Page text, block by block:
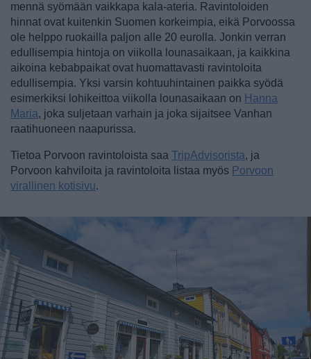
mennä syömään vaikkapa kala-ateria. Ravintoloiden
hinnat ovat kuitenkin Suomen korkeimpia, eikä Porvoossa
ole helppo ruokailla paljon alle 20 eurolla. Jonkin verran
edullisempia hintoja on viikolla lounasaikaan, ja kaikkina
aikoina kebabpaikat ovat huomattavasti ravintoloita
edullisempia. Yksi varsin kohtuuhintainen paikka syödä
esimerkiksi lohikeittoa viikolla lounasaikaan on Hanna
Maria, joka suljetaan varhain ja joka sijaitsee Vanhan
raatihuoneen naapurissa.
Tietoa Porvoon ravintoloista saa TripAdvisorista, ja
Porvoon kahviloita ja ravintoloita listaa myös Porvoon
virallinen kotisivu.